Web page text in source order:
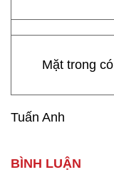
Mặt trong
Tuấn Anh